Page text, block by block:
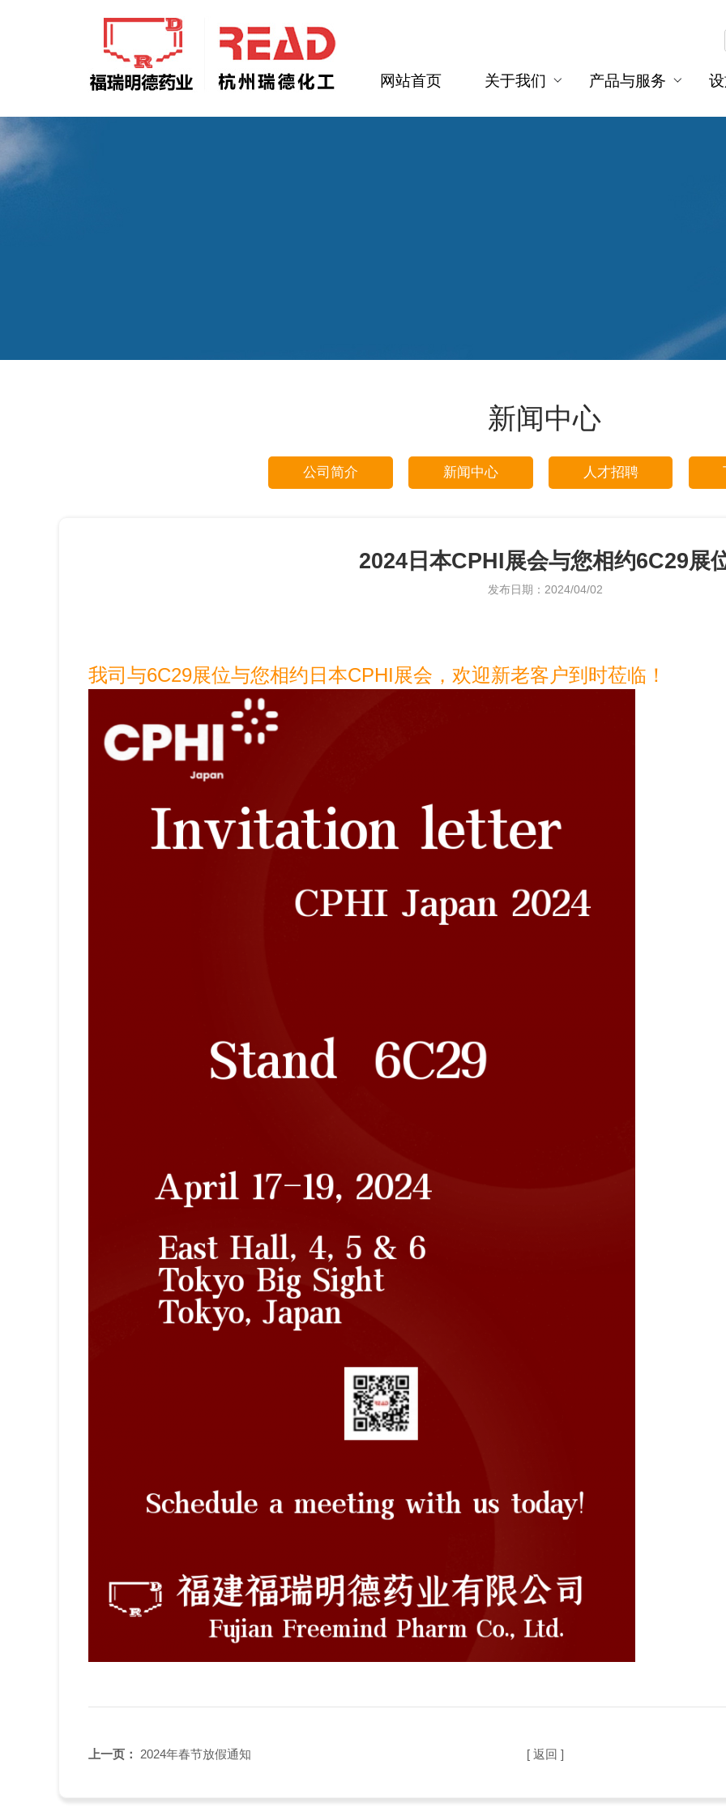
网站首页 关于我们 产品与服务
新闻中心
公司简介 新闻中心 人才招聘
2024日本CPHI展会与您相约6C29展
发布日期：2024/04/02
我司与6C29展位与您相约日本CPHI展会，欢迎新老客户到时莅临！
上一页： 2024年春节放假通知 [ 返回 ]